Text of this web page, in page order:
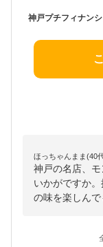
ほっちゃんまま(40
神戸の名店、
いかがですか
の味を楽しんで